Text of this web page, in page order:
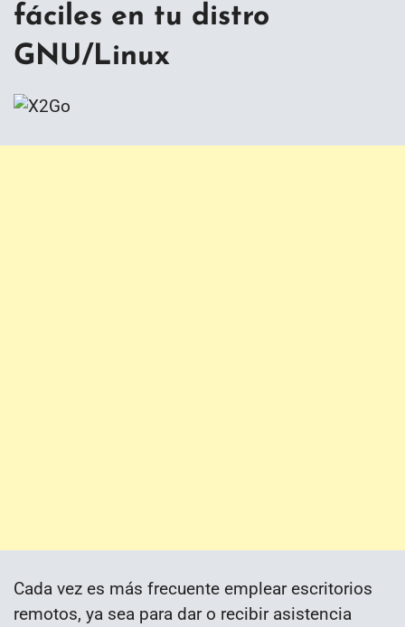
fáciles en tu distro
GNU/Linux
Cada vez es más frecuente emplear escritorios
remotos, ya sea para dar o recibir asistencia